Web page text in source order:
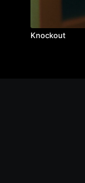
Knockout